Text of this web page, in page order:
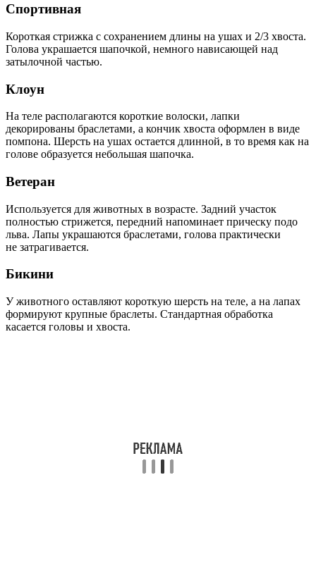
Спортивная
Короткая стрижка с сохранением длины на ушах и 2/3 хвоста.
Голова украшается шапочкой, немного нависающей над
затылочной частью.
Клоун
На теле располагаются короткие волоски, лапки
декорированы браслетами, а кончик хвоста оформлен в виде
помпона. Шерсть на ушах остается длинной, в то время как на
голове образуется небольшая шапочка.
Ветеран
Используется для животных в возрасте. Задний участок
полностью стрижется, передний напоминает прическу подо
льва. Лапы украшаются браслетами, голова практически
не затрагивается.
Бикини
У животного оставляют короткую шерсть на теле, а на лапах
формируют крупные браслеты. Стандартная обработка
касается головы и хвоста.